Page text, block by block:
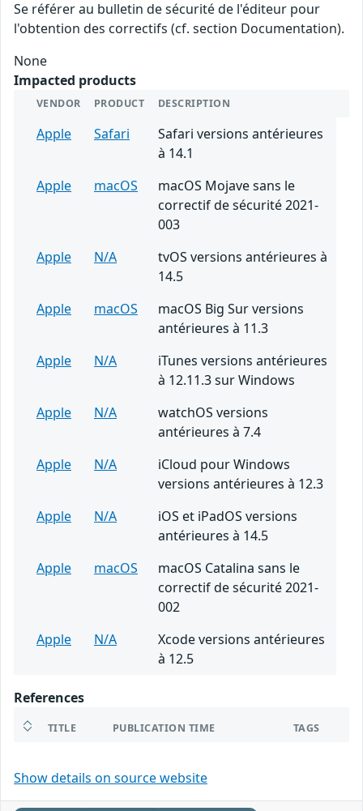
Se référer au bulletin de sécurité de l'éditeur pour
l'obtention des correctifs (cf. section Documentation).
None
Impacted products
VENDOR PRODUCT DESCRIPTION
Apple Safari
Safari versions antérieures
à 14.1
Apple
macOS
macOS Mojave sans le
correctif de sécurité 2021-
003
Apple
N/A
tvOS versions antérieures à
14.5
Apple
macOS
macOS Big Sur versions
antérieures à 11.3
Apple
N/A
iTunes versions antérieures
à 12.11.3 sur Windows
Apple
N/A
watchOS versions
antérieures à 7.4
Apple
N/A
iCloud pour Windows
versions antérieures à 12.3
Apple
N/A
iOS et iPadOS versions
antérieures à 14.5
Apple
macOS
macOS Catalina sans le
correctif de sécurité 2021-
002
Apple
N/A
Xcode versions antérieures
à 12.5
References
TITLE PUBLICATION TIME TAGS
Show details on source website